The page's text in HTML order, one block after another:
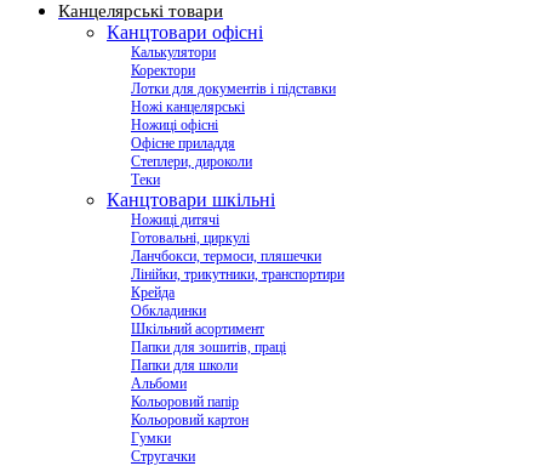
Канцелярські товари
Канцтовари офісні
Калькулятори
Коректори
Лотки для документів і підставки
Ножі канцелярські
Ножиці офісні
Офісне приладдя
Степлери, дироколи
Теки
Канцтовари шкільні
Ножиці дитячі
Готовальні, циркулі
Ланчбокси, термоси, пляшечки
Лінійки, трикутники, транспортири
Крейда
Обкладинки
Шкільний асортимент
Папки для зошитів, праці
Папки для школи
Альбоми
Кольоровий папір
Кольоровий картон
Гумки
Стругачки